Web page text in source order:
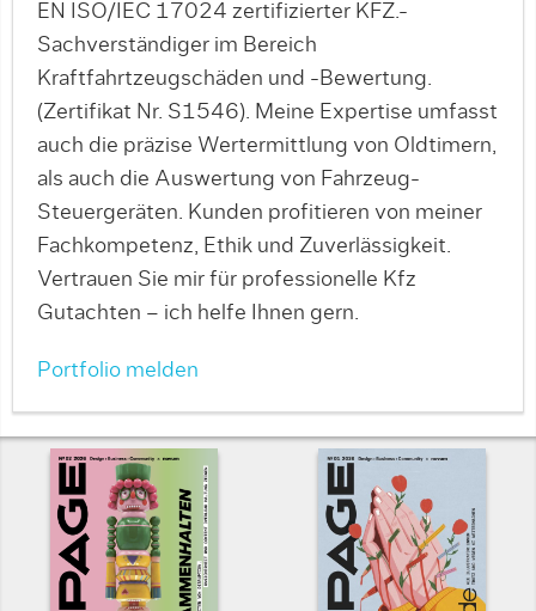
EN ISO/IEC 17024 zertifizierter KFZ.-
Sachverständiger im Bereich
Kraftfahrtzeugschäden und -Bewertung.
(Zertifikat Nr. S1546). Meine Expertise umfasst
auch die präzise Wertermittlung von Oldtimern,
als auch die Auswertung von Fahrzeug-
Steuergeräten. Kunden profitieren von meiner
Fachkompetenz, Ethik und Zuverlässigkeit.
Vertrauen Sie mir für professionelle Kfz
Gutachten – ich helfe Ihnen gern.
Portfolio melden